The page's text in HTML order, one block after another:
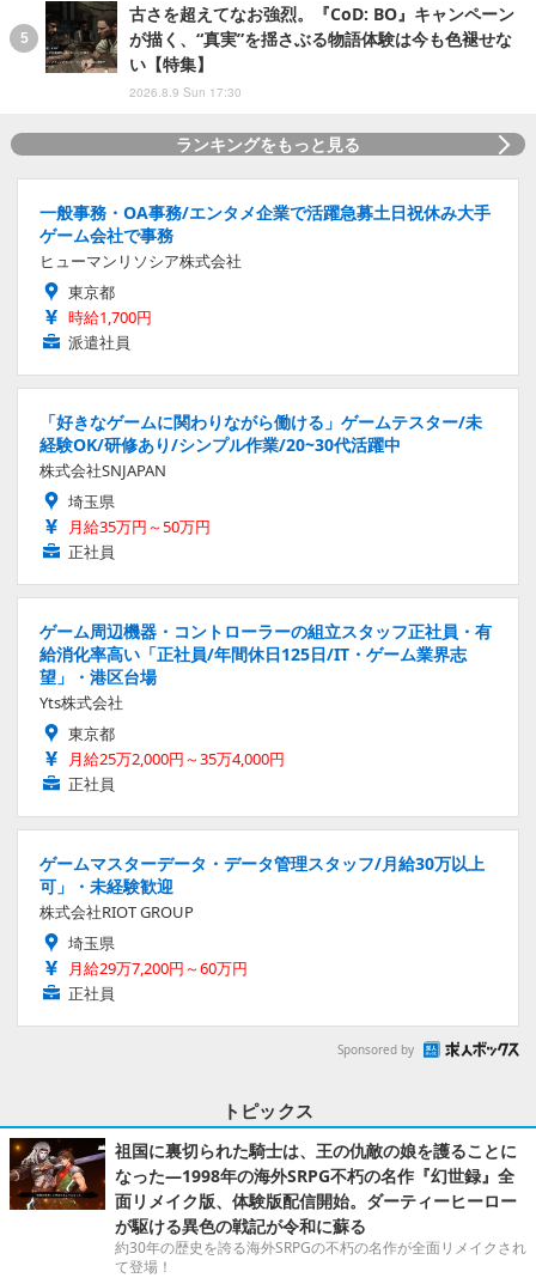
古さを超えてなお強烈。『CoD: BO』キャンペーン
が描く、“真実”を揺さぶる物語体験は今も色褪せな
い【特集】
2026.8.9 Sun 17:30
ランキングをもっと見る
一般事務・OA事務/エンタメ企業で活躍急募土日祝休み大手
ゲーム会社で事務
ヒューマンリソシア株式会社
東京都
時給1,700円
派遣社員
「好きなゲームに関わりながら働ける」ゲームテスター/未
経験OK/研修あり/シンプル作業/20~30代活躍中
株式会社SNJAPAN
埼玉県
月給35万円～50万円
正社員
ゲーム周辺機器・コントローラーの組立スタッフ正社員・有
給消化率高い「正社員/年間休日125日/IT・ゲーム業界志
望」・港区台場
Yts株式会社
東京都
月給25万2,000円～35万4,000円
正社員
ゲームマスターデータ・データ管理スタッフ/月給30万以上
可」・未経験歓迎
株式会社RIOT GROUP
埼玉県
月給29万7,200円～60万円
正社員
Sponsored by
トピックス
祖国に裏切られた騎士は、王の仇敵の娘を護ることに
なった―1998年の海外SRPG不朽の名作『幻世録』全
面リメイク版、体験版配信開始。ダーティーヒーロー
が駆ける異色の戦記が令和に蘇る
約30年の歴史を誇る海外SRPGの不朽の名作が全面リメイクされ
て登場！